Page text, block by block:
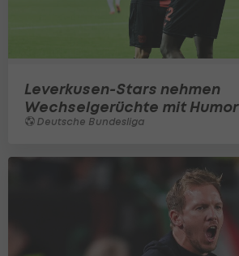
Leverkusen-Stars nehmen
Wechselgerüchte mit Humor
Deutsche Bundesliga